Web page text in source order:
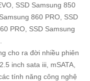
SSD Samsung 850
860 PRO, SSD
PRO, SSD Samsung
cho ra đời nhiều phiên
inch sata iii, mSATA,
tính năng công nghệ